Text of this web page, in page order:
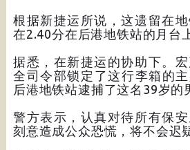
根据新捷运所说，这遗留在
在2.40分在后港地铁站的月台
据悉，在新捷运的协助下。
全司令部锁定了这行李箱的
后港地铁站逮捕了这名39岁的
警方表示，认真对待所有保
刻意造成公众恐慌，将不会迟